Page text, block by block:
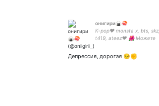
онигири🍙🍣
K-pop❤️ monsta x, bts, skz,
t419, ateez❤️ 🌺 Можете
Депрессия, дорогая 😔✊